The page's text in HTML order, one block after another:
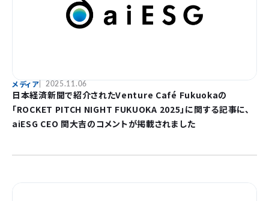
メディア 2025.11.06
日本経済新聞で紹介されたVenture Café Fukuokaの
「ROCKET PITCH NIGHT FUKUOKA 2025」に関する記事に、
aiESG CEO 関大吉のコメントが掲載されました